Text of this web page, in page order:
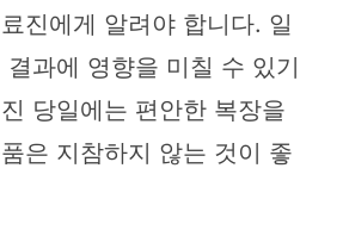
진에게 알려야 합니다. 일
과에 영향을 미칠 수 있기
당일에는 편안한 복장을
은 지참하지 않는 것이 좋